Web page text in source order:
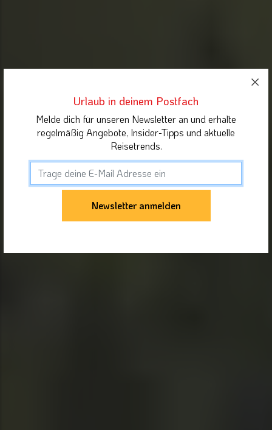
Urlaub in deinem Postfach
Melde dich für unseren Newsletter an und erhalte
regelmäßig Angebote, Insider-Tipps und aktuelle
Reisetrends.